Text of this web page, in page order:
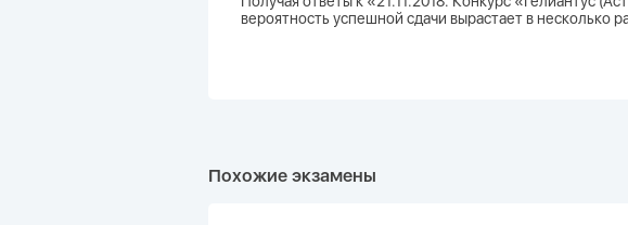
вероятность успешной сдачи вырастает в несколько
Похожие экзамены